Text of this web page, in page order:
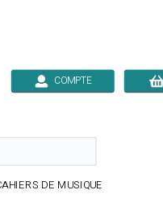
COMPTE
DE MUSIQUE